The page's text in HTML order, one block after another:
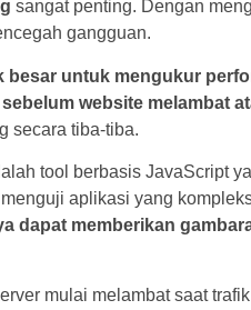
sangat penting. Dengan
gangguan.
besar untuk mengukur
website melambat
secara tiba-tiba.
tool berbasis JavaScript
aplikasi yang
dapat memberikan
mulai melambat saat